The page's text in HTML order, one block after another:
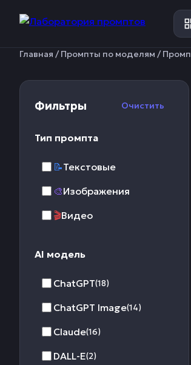
Главная /Промпты по моделям /
Фильтры Очистить
Тип промпта
📝Текстовые
🎨Изображения
🎬Видео
AI модель
ChatGPT(18)
ChatGPT Image(14)
Claude(16)
DALL-E(2)